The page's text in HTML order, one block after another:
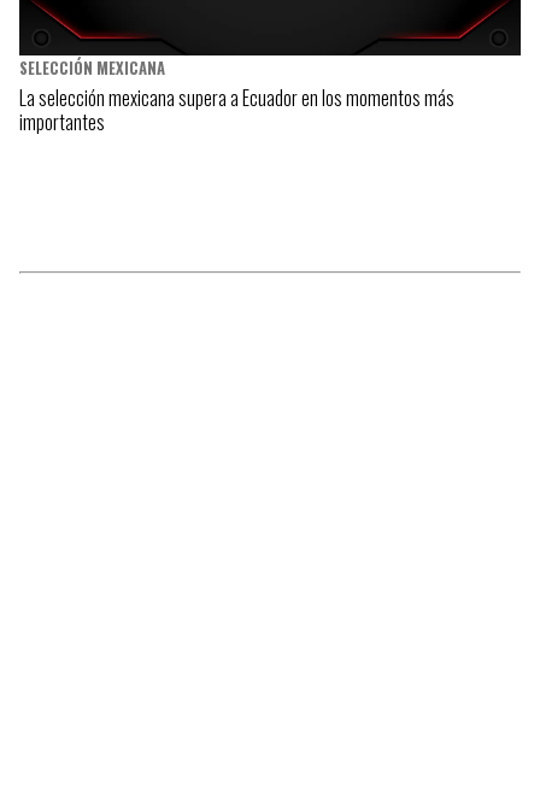
SELECCIÓN MEXICANA
La selección mexicana supera a Ecuador en los momentos más
importantes